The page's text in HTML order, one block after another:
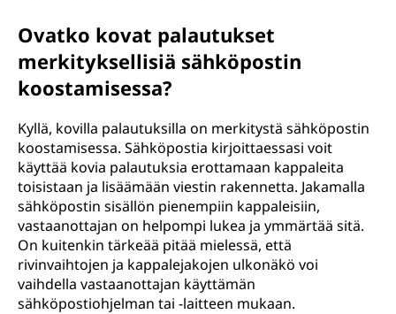
Ovatko kovat palautukset
merkityksellisiä sähköpostin
koostamisessa?
Kyllä, kovilla palautuksilla on merkitystä sähköpostin
koostamisessa. Sähköpostia kirjoittaessasi voit
käyttää kovia palautuksia erottamaan kappaleita
toisistaan ja lisäämään viestin rakennetta. Jakamalla
sähköpostin sisällön pienempiin kappaleisiin,
vastaanottajan on helpompi lukea ja ymmärtää sitä.
On kuitenkin tärkeää pitää mielessä, että
rivinvaihtojen ja kappalejakojen ulkonäkö voi
vaihdella vastaanottajan käyttämän
sähköpostiohjelman tai -laitteen mukaan.